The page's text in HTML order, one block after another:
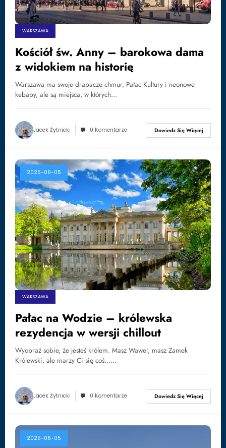
WARSZAWA
Kościół św. Anny – barokowa dama
z widokiem na historię
Warszawa ma swoje drapacze chmur, Pałac Kultury i neonowe
kebaby, ale są miejsca, w których…
Jacek Żytnicki 0 Komentarze Dowiedz Się Więcej
2025-06-05
WARSZAWA
Pałac na Wodzie – królewska
rezydencja w wersji chillout
Wyobraź sobie, że jesteś królem. Masz Wawel, masz Zamek
Królewski, ale marzy Ci się coś……
Jacek Żytnicki 0 Komentarze Dowiedz Się Więcej
2025-06-05